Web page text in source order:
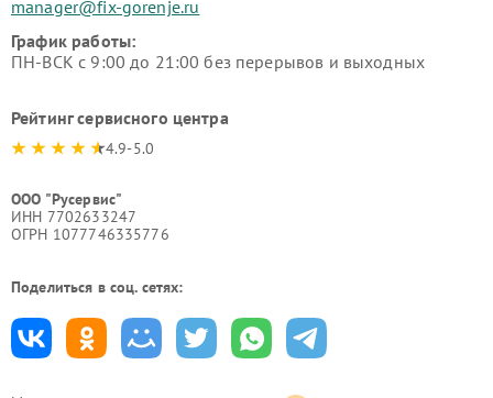
manager@fix-gorenje.ru
График работы:
ПН-ВСК с 9:00 до 21:00 без перерывов и выходных
Рейтинг сервисного центра
4.9-5.0
ООО "Русервис"
ИНН 7702633247
ОГРН 1077746335776
Поделиться в соц. сетях: